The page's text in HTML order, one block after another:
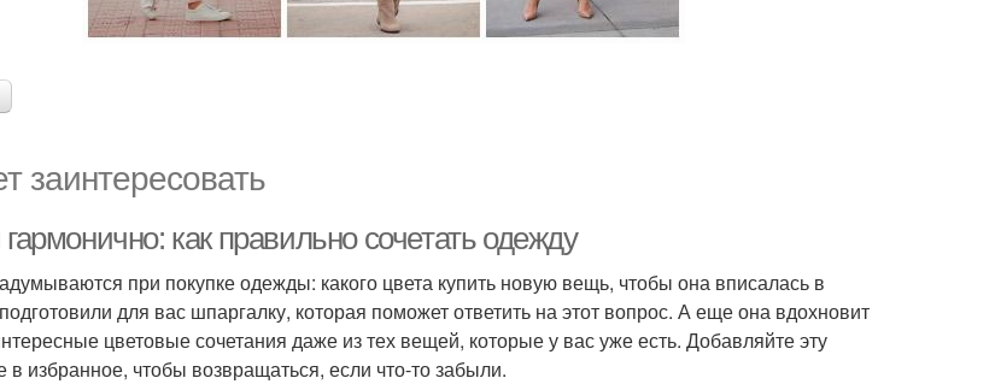
заинтересовать
как правильно сочетать одежду
при покупке одежды: какого цвета купить новую вещь, чтобы она вписалась в
для вас шпаргалку, которая поможет ответить на этот вопрос. А еще она вдохновит
цветовые сочетания даже из тех вещей, которые у вас уже есть. Добавляйте эту
в избранное, чтобы возвращаться, если что-то забыли.